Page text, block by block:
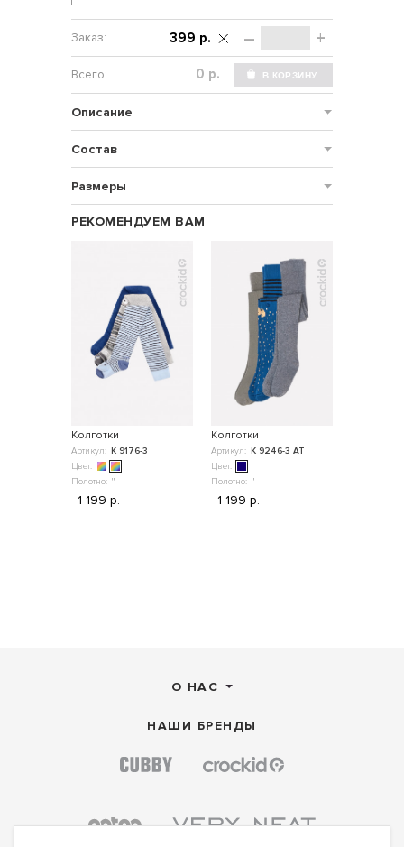
– +
399 р.
р.
Описание
Состав
Размеры
РЕКОМЕНДУЕМ ВАМ
Колготки
Артикул: К 9176-3
Цвет:
Полотно: "
1 199 р.
Колготки
Артикул: К 9246-3 АТ
Цвет:
Полотно: "
1 199 р.
О НАС
НАШИ БРЕНДЫ